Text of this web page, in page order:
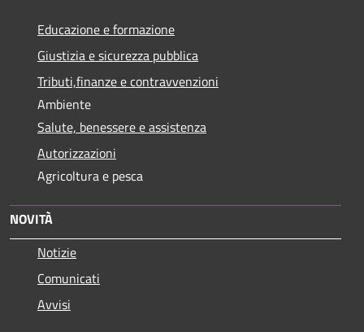
Educazione e formazione
Giustizia e sicurezza pubblica
Tributi,finanze e contravvenzioni
Ambiente
Salute, benessere e assistenza
Autorizzazioni
Agricoltura e pesca
NOVITÀ
Notizie
Comunicati
Avvisi